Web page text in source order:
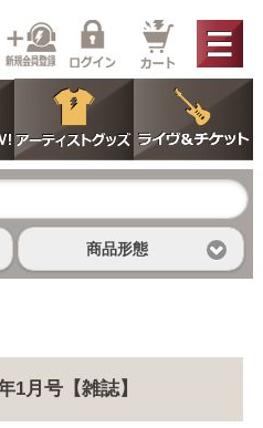
商品形態
1月号【雑誌】